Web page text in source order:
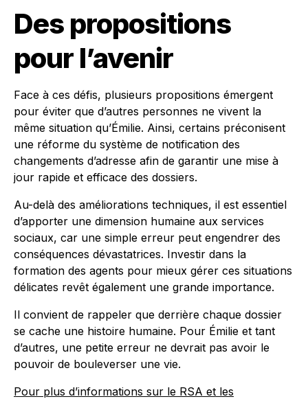
Des propositions
pour l’avenir
Face à ces défis, plusieurs propositions émergent
pour éviter que d’autres personnes ne vivent la
même situation qu’Émilie. Ainsi, certains préconisent
une réforme du système de notification des
changements d’adresse afin de garantir une mise à
jour rapide et efficace des dossiers.
Au-delà des améliorations techniques, il est essentiel
d’apporter une dimension humaine aux services
sociaux, car une simple erreur peut engendrer des
conséquences dévastatrices. Investir dans la
formation des agents pour mieux gérer ces situations
délicates revêt également une grande importance.
Il convient de rappeler que derrière chaque dossier
se cache une histoire humaine. Pour Émilie et tant
d’autres, une petite erreur ne devrait pas avoir le
pouvoir de bouleverser une vie.
Pour plus d’informations sur le RSA et les